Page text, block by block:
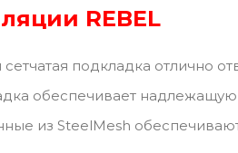
REBEL
подкладка отлично
обеспечивает
из SteelMesh